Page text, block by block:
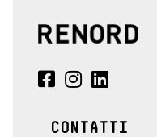
CONTATTI